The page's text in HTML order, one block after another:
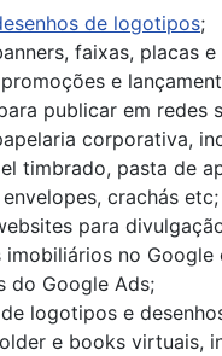
de logotipos;
faixas, placas
e
publicar em redes
corporativa,
timbrado, pasta de
crachás etc;
para
imobiliários no Google
do Google Ads;
logotipos e
e books virtuais,